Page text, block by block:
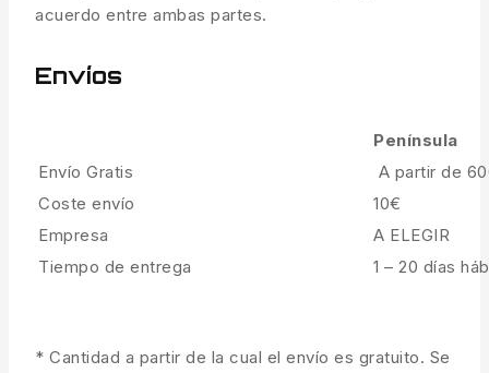
acuerdo entre ambas partes.
Envíos
Península
Envío Gratis
A partir de
Coste envío
10€
Empresa
A ELEGIR
Tiempo de entrega
1 – 20 días
* Cantidad a partir de la cual el envío es gratuito. Se